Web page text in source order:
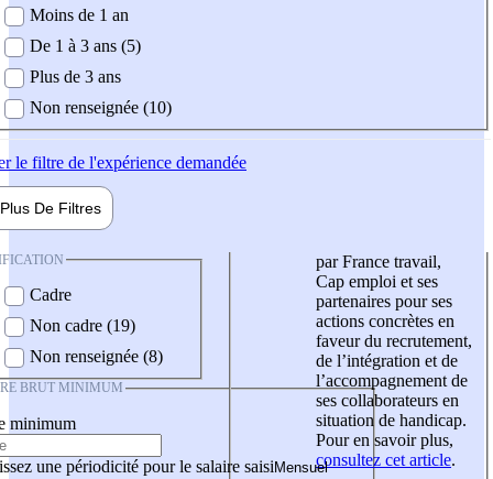
demandée
Moins de 1 an
De 1 à 3 ans (5)
Plus de 3 ans
Non renseignée (10)
le filtre de l'expérience demandée
Plus De Filtres
Cadre
Non cadre (19)
Non renseignée (8)
BRUT MINIMUM
minimum
une périodicité pour le salaire saisi
par France travail,
Cap emploi et ses
partenaires pour ses
actions concrètes en
faveur du recrutement,
de l’intégration et de
l’accompagnement de
ses collaborateurs en
situation de handicap.
Pour en savoir plus,
consultez cet article.